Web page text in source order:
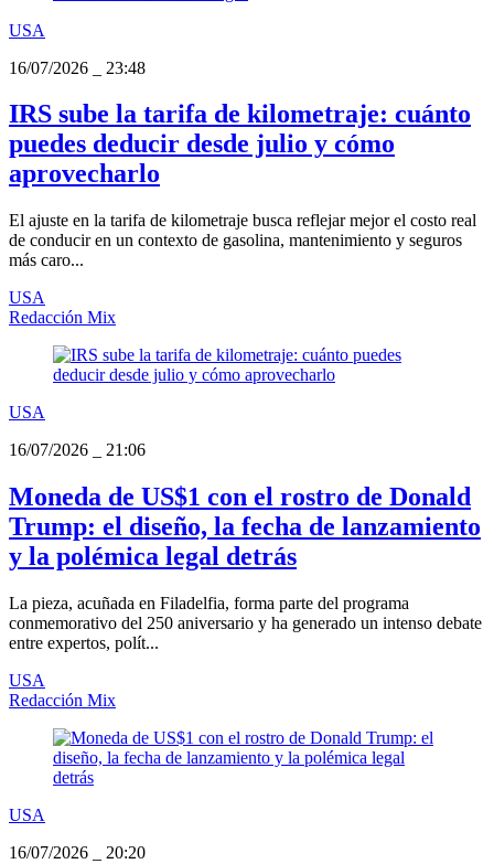
USA
16/07/2026
23:48
IRS sube la tarifa de kilometraje: cuánto
puedes deducir desde julio y cómo
aprovecharlo
El ajuste en la tarifa de kilometraje busca reflejar mejor el costo real
de conducir en un contexto de gasolina, mantenimiento y seguros
más caro...
USA
Redacción Mix
USA
16/07/2026
21:06
Moneda de US$1 con el rostro de Donald
Trump: el diseño, la fecha de lanzamiento
y la polémica legal detrás
La pieza, acuñada en Filadelfia, forma parte del programa
conmemorativo del 250 aniversario y ha generado un intenso debate
entre expertos, polít...
USA
Redacción Mix
USA
16/07/2026
20:20